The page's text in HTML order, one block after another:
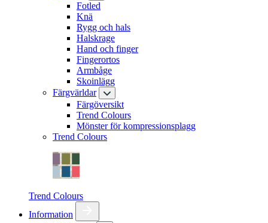
Fotled
Knä
Rygg och hals
Halskrage
Hand och finger
Fingerortos
Armbåge
Skoinlägg
Färgvärldar
Färgöversikt
Trend Colours
Mönster för kompressionsplagg
Trend Colours
Trend Colours
Information